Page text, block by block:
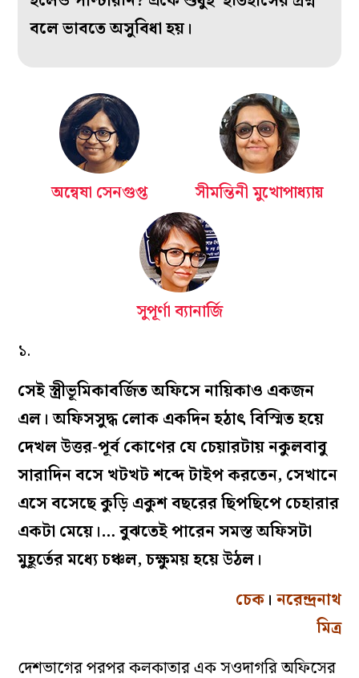
বলে ভাবতে অসুবিধা হয়।
অন্বেষা সেনগুপ্ত সীমন্তিনী মুখোপাধ্যায়
সুপূর্ণা ব্যানার্জি
১.
সেই স্ত্রীভূমিকাবর্জিত অফিসে নায়িকাও একজন
এল। অফিসসুদ্ধ লোক একদিন হঠাৎ বিস্মিত হয়ে
দেখল উত্তর-পূর্ব কোণের যে চেয়ারটায় নকুলবাবু
সারাদিন বসে খটখট শব্দে টাইপ করতেন, সেখানে
এসে বসেছে কুড়ি একুশ বছরের ছিপছিপে চেহারার
একটা মেয়ে।… বুঝতেই পারেন সমস্ত অফিসটা
মুহূর্তের মধ্যে চঞ্চল, চক্ষুময় হয়ে উঠল।
চেক। নরেন্দ্রনাথ
মিত্র
দেশভাগের পরপর কলকাতার এক সওদাগরি অফিসের